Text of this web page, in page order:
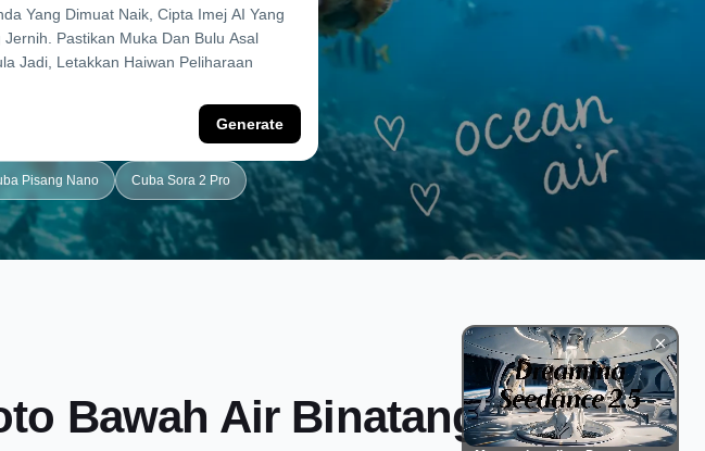
haiwan peliharaan dalam air atau foto lautan haiwan
pengembaraan bawah air haiwan kesayangan anda
dikongsi.
Generate
Pisang Nano Cuba Sora 2 Pro
Bawah Air Binatang AI